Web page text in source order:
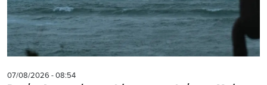
07/08/2026 - 08:54